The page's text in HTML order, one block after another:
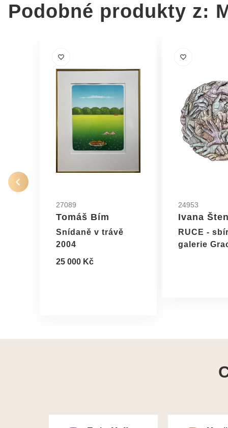
Podobné produkty z:
27089
Tomáš Bím
Snídaně v trávě
2004
25 000 Kč
24953
Ivana
RUCE -
galerie